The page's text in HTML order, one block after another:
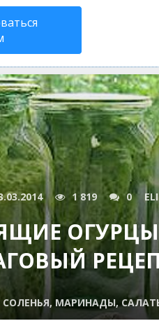
1 819 0
СОЛЕНЬЯ, МАРИНАДЫ,